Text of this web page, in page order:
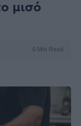
μισό
0 Min Read